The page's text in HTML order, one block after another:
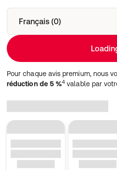
Français (0)
Pour chaque avis premium, nous
réduction de 5 %4 valable par